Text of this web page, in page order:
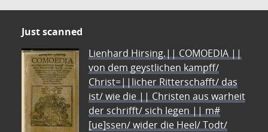
Just scanned
Lienhard Hirsing.|| COMOEDIA ||
von dem geystlichen kampff/
Christ=||licher Ritterschafft/ das
ist/ wie die || Christen aus warheit
der schrifft/ sich legen || m#
[ue]ssen/ wider die Heel/ Todt/